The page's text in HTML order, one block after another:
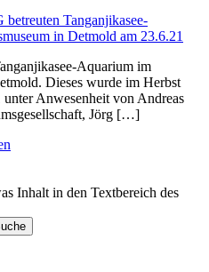
Aquarium im
Dieses wurde im Herbst
Anwesenheit von Andreas
Jörg […]
Inhalt in den Textbereich des